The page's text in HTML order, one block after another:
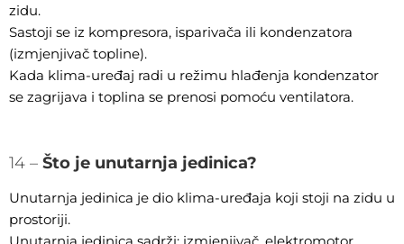
zidu.
Sastoji se iz kompresora, isparivača ili kondenzatora
(izmjenjivač topline).
Kada klima-uređaj radi u režimu hlađenja kondenzator
se zagrijava i toplina se prenosi pomoću ventilatora.
14 – Što je unutarnja jedinica?
Unutarnja jedinica je dio klima-uređaja koji stoji na zidu u
prostoriji.